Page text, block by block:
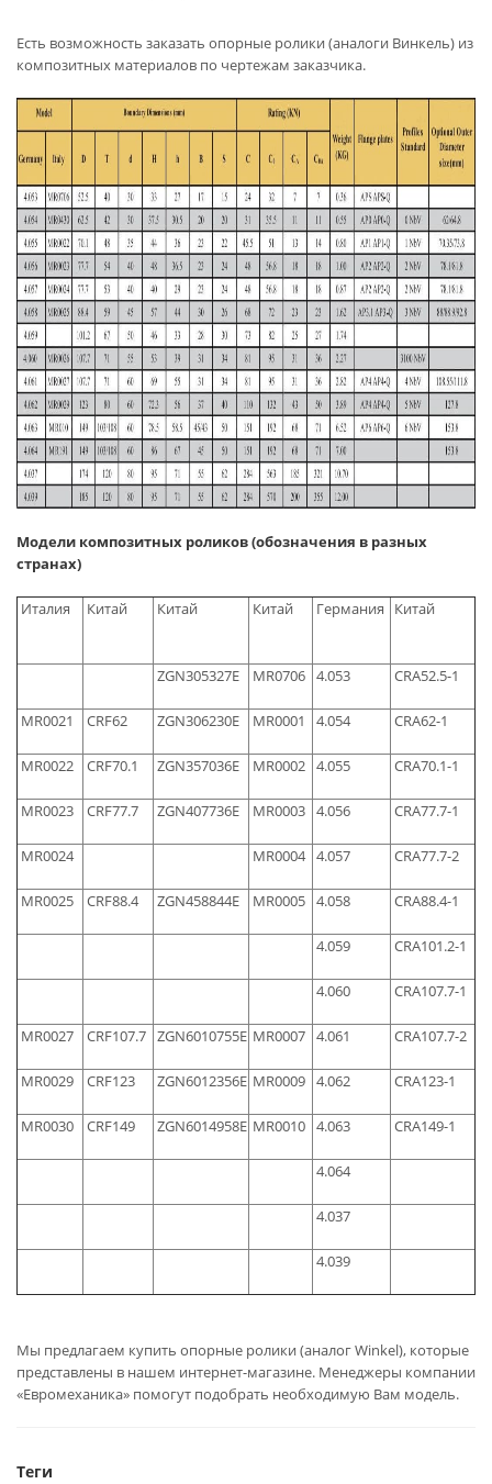
Есть возможность заказать опорные ролики (аналоги Винкель) из
композитных материалов по чертежам заказчика.
Модели композитных роликов (обозначения в разных
странах)
Италия Китай Китай Китай Германия Китай
ZGN305327E MR0706 4.053 CRA52.5-1
MR0021 CRF62 ZGN306230E MR0001 4.054 CRA62-1
MR0022 CRF70.1 ZGN357036E MR0002 4.055 CRA70.1-1
MR0023 CRF77.7 ZGN407736E MR0003 4.056 CRA77.7-1
MR0024 MR0004 4.057 CRA77.7-2
MR0025 CRF88.4 ZGN458844E MR0005 4.058 CRA88.4-1
4.059 CRA101.2-1
4.060 CRA107.7-1
MR0027 CRF107.7 ZGN6010755E MR0007 4.061 CRA107.7-2
MR0029 CRF123 ZGN6012356E MR0009 4.062 CRA123-1
MR0030 CRF149 ZGN6014958E MR0010 4.063 CRA149-1
4.064
4.037
4.039
Мы предлагаем купить опорные ролики (аналог Winkel), которые
представлены в нашем интернет-магазине. Менеджеры компании
«Евромеханика» помогут подобрать необходимую Вам модель.
Теги